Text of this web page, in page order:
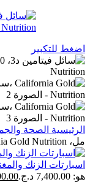
اضغط للتكبير
الرئيسية الصحة
مل، California Gold Nutrition
اسبارتات الزنك
هو: 7,400.00 د.ج.